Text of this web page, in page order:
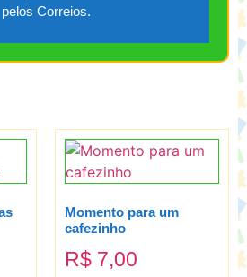
pelos Correios.
Momento para um
cafezinho
R$ 7,00